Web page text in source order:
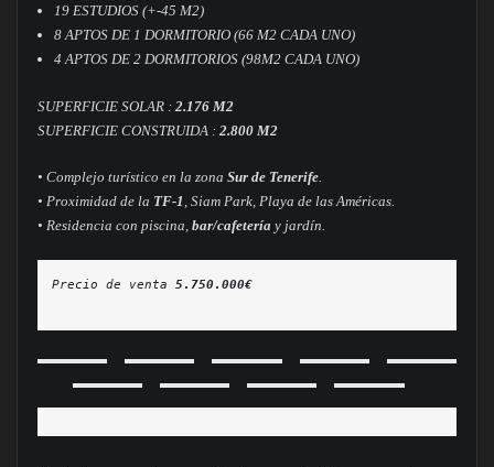
19 ESTUDIOS (+-45 M2)
8 APTOS DE 1 DORMITORIO (66 M2 CADA UNO)
4 APTOS DE 2 DORMITORIOS (98M2 CADA UNO)
SUPERFICIE SOLAR : 2.176 M2
SUPERFICIE CONSTRUIDA :2.800 M2
• Complejo turístico en la zona Sur de Tenerife.
• Proximidad de la TF-1 , Siam Park, Playa de las Américas.
• Residencia con piscina, bar/cafetería y jardín.
Precio de venta 5.750.000€